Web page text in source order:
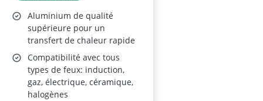
Aluminium de qualité
supérieure pour un
transfert de chaleur rapide
Compatibilité avec tous
types de feux: induction,
gaz, électrique, céramique,
halogènes